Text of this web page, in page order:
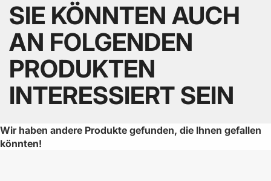
SIE KÖNNTEN AUCH
AN FOLGENDEN
PRODUKTEN
INTERESSIERT SEIN
Wir haben andere Produkte gefunden, die Ihnen gefallen
könnten!